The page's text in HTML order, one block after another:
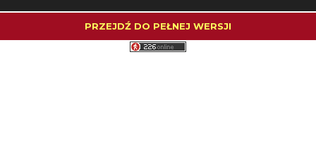
PRZEJDŹ DO PEŁNEJ WERSJI